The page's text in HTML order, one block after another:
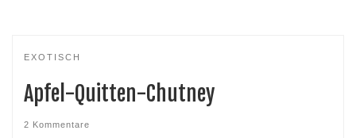
EXOTISCH
Apfel-Quitten-Chutney
2 Kommentare